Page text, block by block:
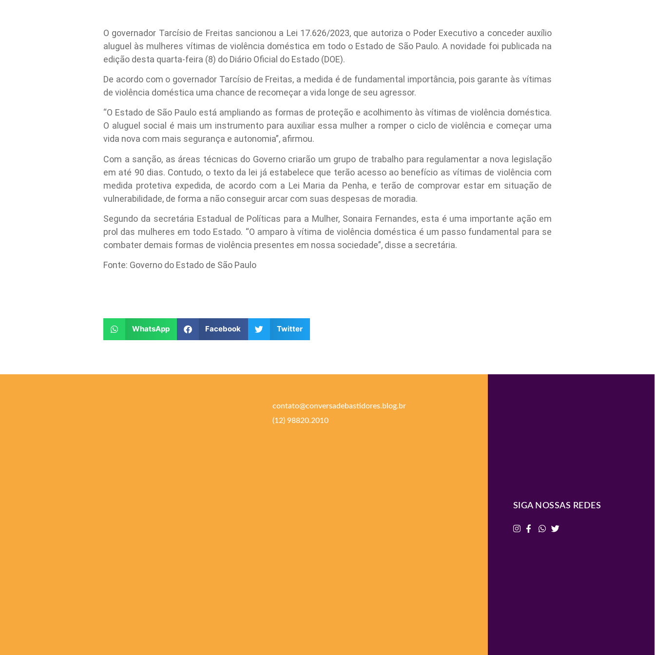
O governador Tarcísio de Freitas sancionou a Lei 17.626/2023, que autoriza o Poder Executivo a conceder auxílio
aluguel às mulheres vítimas de violência doméstica em todo o Estado de São Paulo. A novidade foi publicada na
edição desta quarta-feira (8) do Diário Oficial do Estado (DOE).
De acordo com o governador Tarcísio de Freitas, a medida é de fundamental importância, pois garante às vítimas
de violência doméstica uma chance de recomeçar a vida longe de seu agressor.
“O Estado de São Paulo está ampliando as formas de proteção e acolhimento às vítimas de violência doméstica.
O aluguel social é mais um instrumento para auxiliar essa mulher a romper o ciclo de violência e começar uma
vida nova com mais segurança e autonomia”, afirmou.
Com a sanção, as áreas técnicas do Governo criarão um grupo de trabalho para regulamentar a nova legislação
em até 90 dias. Contudo, o texto da lei já estabelece que terão acesso ao benefício as vítimas de violência com
medida protetiva expedida, de acordo com a Lei Maria da Penha, e terão de comprovar estar em situação de
vulnerabilidade, de forma a não conseguir arcar com suas despesas de moradia.
Segundo da secretária Estadual de Políticas para a Mulher, Sonaira Fernandes, esta é uma importante ação em
prol das mulheres em todo Estado. “O amparo à vítima de violência doméstica é um passo fundamental para se
combater demais formas de violência presentes em nossa sociedade”, disse a secretária.
Fonte: Governo do Estado de São Paulo
WhatsApp Facebook Twitter
contato@conversadebastidores.blog.br
(12) 98820.2010
SIGA NOSSAS REDES